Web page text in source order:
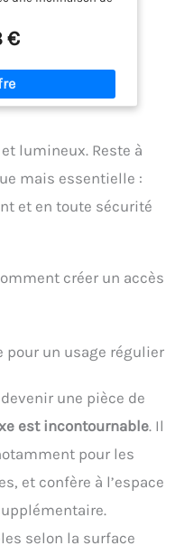
et d'un vitrage
La sortie peut être
gauche, l'ouverture
et est équipée d'un
les claquements
jusqu'à 6 cm.
de transfert
W/m²K, pour toute
acoustique Rw =
€
lumineux. Reste à
mais essentielle :
et en toute sécurité
créer un accès
pour un usage régulier
une pièce de
est incontournable. Il
pour les
et confère à l’espace
selon la surface